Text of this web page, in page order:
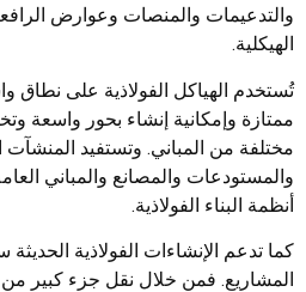
والتدعيمات والمنصات وعوارض
الهيكلية.
تُستخدم الهياكل الفولاذية على نطاق
ممتازة وإمكانية إنشاء بحور واسعة
مختلفة من المباني. وتستفيد المنشآت
والمستودعات والمصانع والمباني
أنظمة البناء الفولاذية.
كما تدعم الإنشاءات الفولاذية
المشاريع. فمن خلال نقل جزء كبير من